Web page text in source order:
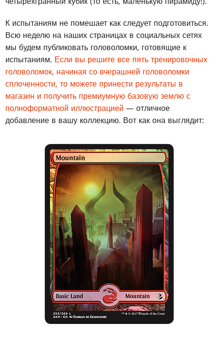
К испытаниям не помешает как следует подготовиться.
Всю неделю на наших страницах в социальных сетях
мы будем публиковать головоломки, готовящие к
испытаниям. Если вы решите все пять тренировочных
головоломок, начиная со вчерашней головоломки
сплоченности, то можете принести результаты в
магазин и получить премиумную базовую землю с
полноформатной иллюстрацией — отличное
добавление в вашу коллекцию. Вот как она выглядит: